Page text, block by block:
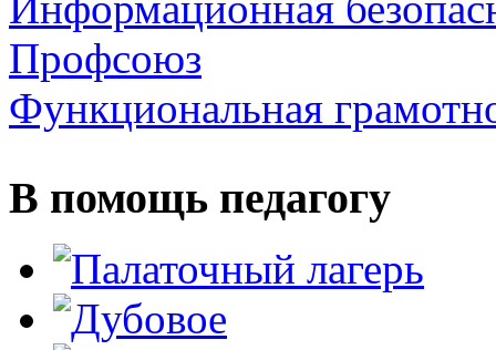
Профсоюз
Функциональная
В помощь педагогу